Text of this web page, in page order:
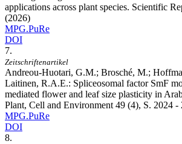
applications across plant species. Scientific
(2026)
MPG.PuRe
DOI
7.
Zeitschriftenartikel
Andreou-Huotari, G.M.; Brosché, M.;
Laitinen, R.A.E.: Spliceosomal factor SmF
mediated flower and leaf size plasticity in
Plant, Cell and Environment 49 (4), S. 2024 -
MPG.PuRe
DOI
8.